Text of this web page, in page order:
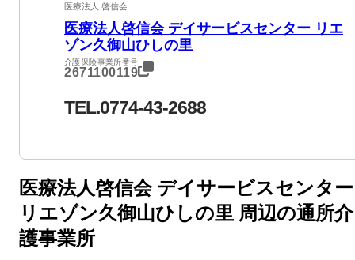
医療法人 啓信会
医療法人啓信会 デイサービスセンター リエ
ゾン久御山ひしの里
介護保険事業所番号
2671100119
TEL.0774-43-2688
医療法人啓信会 デイサービスセンター
リエゾン久御山ひしの里 周辺の通所介
護事業所